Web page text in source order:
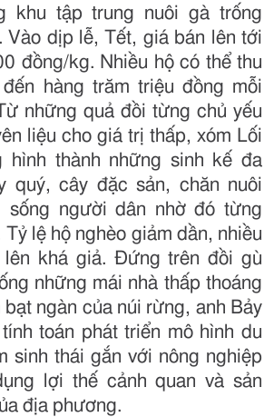
khu tập trung nuôi gà trống
Vào dịp lễ, Tết, giá bán lên tới
đồng/kg. Nhiều hộ có thể thu
hàng trăm triệu đồng mỗi
những quả đồi từng chủ yếu
liệu cho giá trị thấp, xóm Lối
hình thành những sinh kế đa
quý, cây đặc sản, chăn nuôi
sống người dân nhờ đó từng
lệ hộ nghèo giảm dần, nhiều
khá giả. Đứng trên đồi gù
những mái nhà thấp thoáng
ngàn của núi rừng, anh Bảy
toán phát triển mô hình du
sinh thái gắn với nông nghiệp
lợi thế cảnh quan và sản
địa phương.